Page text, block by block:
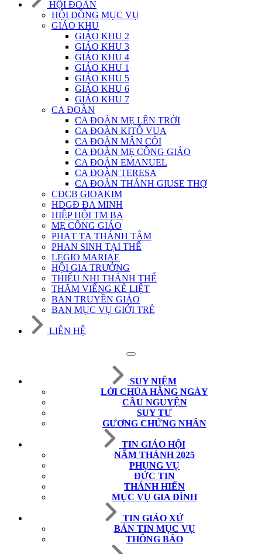
HỘI ĐOÀN
HỘI ĐỒNG MỤC VỤ
GIÁO KHU
GIÁO KHU 2
GIÁO KHU 3
GIÁO KHU 4
GIÁO KHU 1
GIÁO KHU 5
GIÁO KHU 6
GIÁO KHU 7
CA ĐOÀN
CA ĐOÀN MẸ LÊN TRỜI
CA ĐOÀN KITÔ VUA
CA ĐOÀN MÂN CÔI
CA ĐOÀN MẸ CÔNG GIÁO
CA ĐOÀN EMANUEL
CA ĐOÀN TERESA
CA ĐOÀN THÁNH GIUSE THỢ
CĐCB GIOAKIM
HDGĐ ĐA MINH
HIỆP HỘI TM BA
MẸ CÔNG GIÁO
PHẠT TẠ THÁNH TÂM
PHAN SINH TẠI THẾ
LEGIO MARIAE
HỘI GIA TRƯỞNG
THIẾU NHI THÁNH THỂ
THĂM VIẾNG KẺ LIỆT
BAN TRUYỀN GIÁO
BAN MỤC VỤ GIỚI TRẺ
LIÊN HỆ
SUY NIỆM
LỜI CHÚA HẰNG NGÀY
CẦU NGUYỆN
SUY TƯ
GƯƠNG CHỨNG NHÂN
TIN GIÁO HỘI
NĂM THÁNH 2025
PHỤNG VỤ
ĐỨC TIN
THÁNH HIẾN
MỤC VỤ GIA ĐÌNH
TIN GIÁO XỨ
BẢN TIN MỤC VỤ
THÔNG BÁO